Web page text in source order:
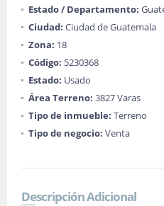
Estado / Departamento:
Ciudad: Ciudad de Guatemala
Zona: 18
Código: 5230368
Estado: Usado
Área Terreno: 3827 Varas
Tipo de inmueble: Terreno
Tipo de negocio: Venta
Descripción Adicional